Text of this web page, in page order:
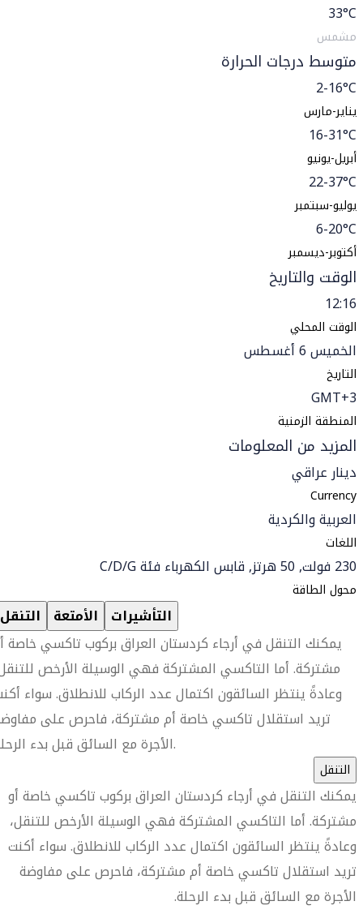
33°C
مشمس
متوسط درجات الحرارة
2-16°C
يناير-مارس
16-31°C
أبريل-يونيو
22-37°C
يوليو-سبتمبر
6-20°C
أكتوبر-ديسمبر
الوقت والتاريخ
12:16
الوقت المحلي
الخميس 6 أغسطس
التاريخ
GMT+3
المنطقة الزمنية
المزيد من المعلومات
دينار عراقي
Currency
العربية والكردية
اللغات
230 فولت, 50 هرتز, قابس الكهرباء فئة C/D/G
محول الطاقة
التنقل الأمتعة التأشيرات
يمكنك التنقل في أرجاء كردستان العراق بركوب تاكسي خاصة
مشتركة. أما التاكسي المشتركة فهي الوسيلة الأرخص
وعادةً ينتظر السائقون اكتمال عدد الركاب للانطلاق. سواء
تريد استقلال تاكسي خاصة أم مشتركة، فاحرص على
الأجرة مع السائق قبل بدء الرحلة.
التنقل
يمكنك التنقل في أرجاء كردستان العراق بركوب تاكسي خاصة أو
مشتركة. أما التاكسي المشتركة فهي الوسيلة الأرخص للتنقل،
وعادةً ينتظر السائقون اكتمال عدد الركاب للانطلاق. سواء أكنت
تريد استقلال تاكسي خاصة أم مشتركة، فاحرص على مفاوضة
الأجرة مع السائق قبل بدء الرحلة.